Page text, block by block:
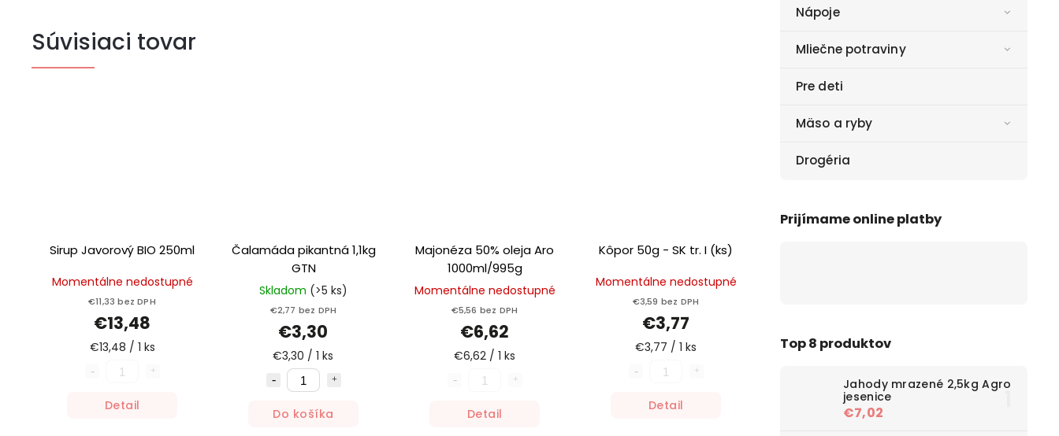
Nápoje
Mliečne potraviny
Pre deti
Mäso a ryby
Drogéria
Prijímame online platby
Top 8 produktov
Jahody mrazené 2,5kg Agro
jesenice
€7,02
Súvisiaci tovar
Sirup Javorový BIO 250ml
Momentálne nedostupné
€11,33 bez DPH
€13,48
€13,48 / 1 ks
Detail
Čalamáda pikantná 1,1kg
GTN
Skladom (>5 ks)
€2,77 bez DPH
€3,30
€3,30 / 1 ks
Do košíka
Majonéza 50% oleja Aro
1000ml/995g
Momentálne nedostupné
€5,56 bez DPH
€6,62
€6,62 / 1 ks
Detail
Kôpor 50g - SK tr. I (ks)
Momentálne nedostupné
€3,59 bez DPH
€3,77
€3,77 / 1 ks
Detail